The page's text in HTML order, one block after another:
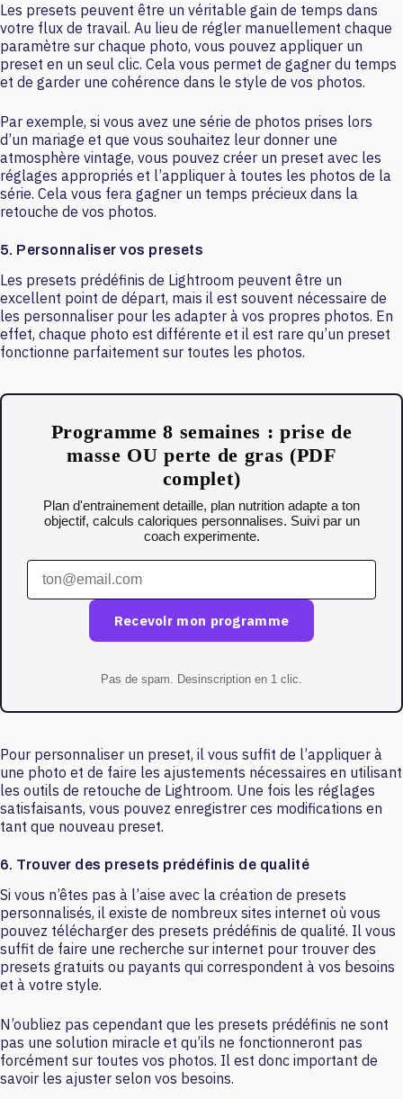
Les presets peuvent être un véritable gain de temps dans
votre flux de travail. Au lieu de régler manuellement chaque
paramètre sur chaque photo, vous pouvez appliquer un
preset en un seul clic. Cela vous permet de gagner du temps
et de garder une cohérence dans le style de vos photos.
Par exemple, si vous avez une série de photos prises lors
d’un mariage et que vous souhaitez leur donner une
atmosphère vintage, vous pouvez créer un preset avec les
réglages appropriés et l’appliquer à toutes les photos de la
série. Cela vous fera gagner un temps précieux dans la
retouche de vos photos.
5. Personnaliser vos presets
Les presets prédéfinis de Lightroom peuvent être un
excellent point de départ, mais il est souvent nécessaire de
les personnaliser pour les adapter à vos propres photos. En
effet, chaque photo est différente et il est rare qu’un preset
fonctionne parfaitement sur toutes les photos.
Programme 8 semaines : prise de
masse OU perte de gras (PDF
complet)
Plan d'entrainement detaille, plan nutrition adapte a ton
objectif, calculs caloriques personnalises. Suivi par un
coach experimente.
Recevoir mon programme
Pas de spam. Desinscription en 1 clic.
Pour personnaliser un preset, il vous suffit de l’appliquer à
une photo et de faire les ajustements nécessaires en utilisant
les outils de retouche de Lightroom. Une fois les réglages
satisfaisants, vous pouvez enregistrer ces modifications en
tant que nouveau preset.
6. Trouver des presets prédéfinis de qualité
Si vous n’êtes pas à l’aise avec la création de presets
personnalisés, il existe de nombreux sites internet où vous
pouvez télécharger des presets prédéfinis de qualité. Il vous
suffit de faire une recherche sur internet pour trouver des
presets gratuits ou payants qui correspondent à vos besoins
et à votre style.
N’oubliez pas cependant que les presets prédéfinis ne sont
pas une solution miracle et qu’ils ne fonctionneront pas
forcément sur toutes vos photos. Il est donc important de
savoir les ajuster selon vos besoins.